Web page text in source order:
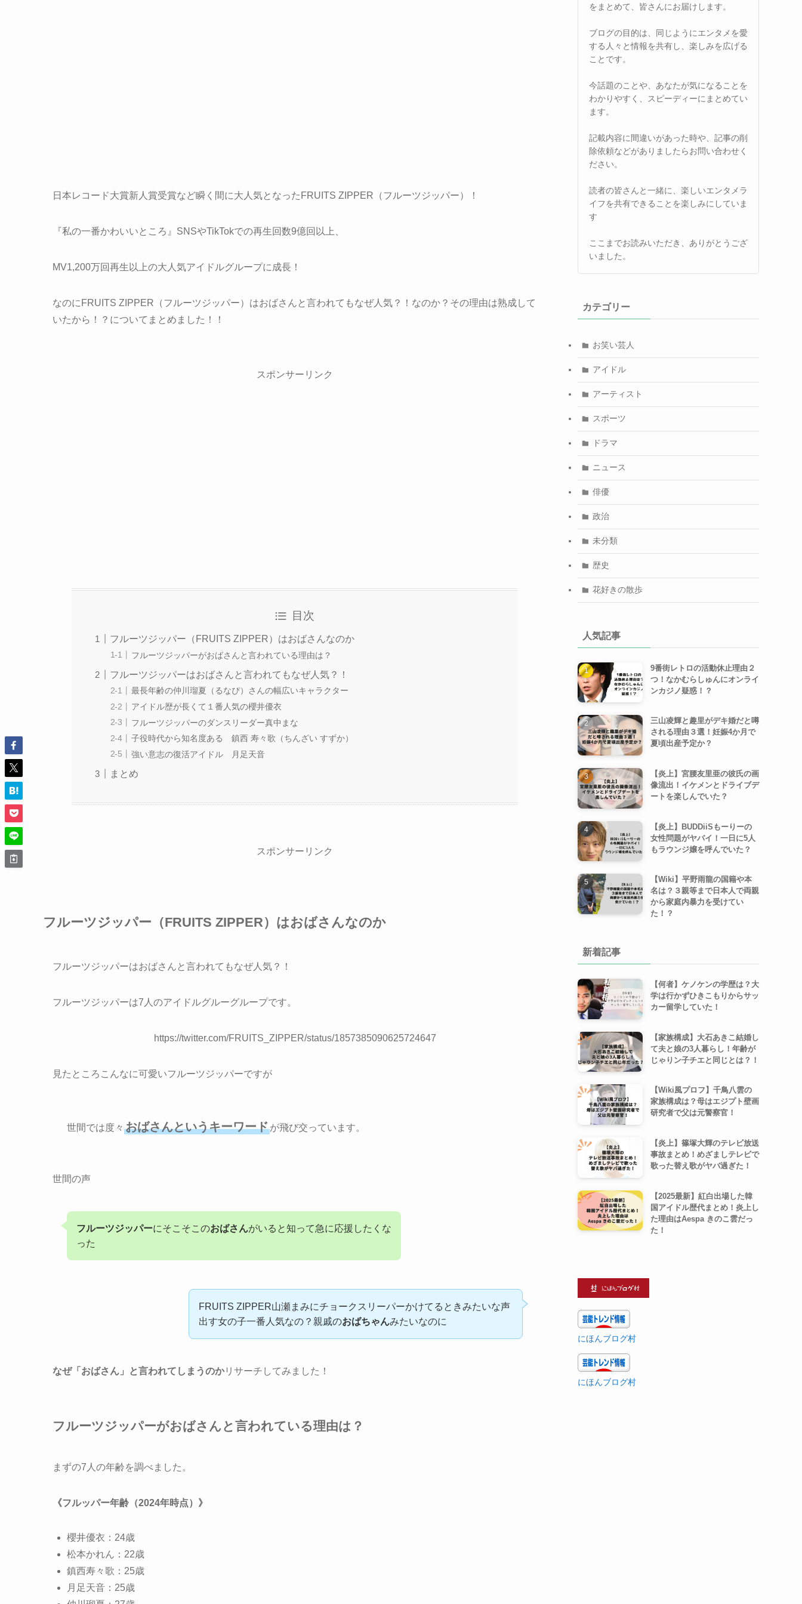
日本レコード大賞新人賞受賞など瞬く間に大人気となったFRUITS ZIPPER（フルーツジッパー）！
『私の一番かわいいところ』SNSやTikTokでの再生回数9億回以上、
MV1,200万回再生以上の大人気アイドルグループに成長！
なのにFRUITS ZIPPER（フルーツジッパー）はおばさんと言われてもなぜ人気？！なのか？その理由は熟成して
いたから！？についてまとめました！！
スポンサーリンク
目次
フルーツジッパー（FRUITS ZIPPER）はおばさんなのか
フルーツジッパーがおばさんと言われている理由は？
フルーツジッパーはおばさんと言われてもなぜ人気？！
最長年齢の仲川瑠夏（るなぴ）さんの幅広いキャラクター
アイドル歴が長くて１番人気の櫻井優衣
フルーツジッパーのダンスリーダー真中まな
子役時代から知名度ある 鎮西 寿々歌（ちんざい すずか）
強い意志の復活アイドル 月足天音
まとめ
スポンサーリンク
フルーツジッパー（FRUITS ZIPPER）はおばさんなのか
フルーツジッパーはおばさんと言われてもなぜ人気？！
フルーツジッパーは7人のアイドルグルーグループです。
https://twitter.com/FRUITS_ZIPPER/status/1857385090625724647
見たところこんなに可愛いフルーツジッパーですが
世間では度々 おばさんというキーワードが飛び交っています。
世間の声
フルーツジッパーにそこそこのおばさんがいると知って急に応援したくな
った
FRUITS ZIPPER山瀬まみにチョークスリーパーかけてるときみたいな声
出す女の子一番人気なの？親戚のおばちゃんみたいなのに
なぜ「おばさん」と言われてしまうのかリサーチしてみました！
フルーツジッパーがおばさんと言われている理由は？
まずの7人の年齢を調べました。
《フルッパー年齢（2024年時点）》
櫻井優衣：24歳
松本かれん：22歳
鎮西寿々歌：25歳
月足天音：25歳
をまとめて、皆さんにお届けします。
ブログの目的は、同じようにエンタメを愛
する人々と情報を共有し、楽しみを広げる
ことです。
今話題のことや、あなたが気になることを
わかりやすく、スピーディーにまとめてい
ます。
記載内容に間違いがあった時や、記事の削
除依頼などがありましたらお問い合わせく
ださい。
読者の皆さんと一緒に、楽しいエンタメラ
イフを共有できることを楽しみにしていま
す
ここまでお読みいただき、ありがとうござ
いました。
カテゴリー
お笑い芸人
アイドル
アーティスト
スポーツ
ドラマ
ニュース
俳優
政治
未分類
歴史
花好きの散歩
人気記事
9番街レトロの活動休止理由２
つ！なかむらしゅんにオンライ
ンカジノ疑惑！？
三山凌輝と趣里がデキ婚だと噂
される理由３選！妊娠4か月で
夏頃出産予定か？
【炎上】宮腰友里亜の彼氏の画
像流出！イケメンとドライブデ
ートを楽しんでいた？
【炎上】BUDDiiSもーりーの
女性問題がヤバイ！一日に5人
もラウンジ嬢を呼んでいた？
【Wiki】平野雨龍の国籍や本
名は？３親等まで日本人で両親
から家庭内暴力を受けてい
た！？
新着記事
【何者】ケノケンの学歴は？大
学は行かずひきこもりからサッ
カー留学していた！
【家族構成】大石あきこ結婚し
て夫と娘の3人暮らし！年齢が
じゃりン子チエと同じとは？！
【Wiki風プロフ】千鳥八雲の
家族構成は？母はエジプト壁画
研究者で父は元警察官！
【炎上】篠塚大輝のテレビ放送
事故まとめ！めざましテレビで
歌った替え歌がヤバ過ぎた！
【2025最新】紅白出場した韓
国アイドル歴代まとめ！炎上し
た理由はAespa きのこ雲だっ
た！
にほんブログ村
にほんブログ村